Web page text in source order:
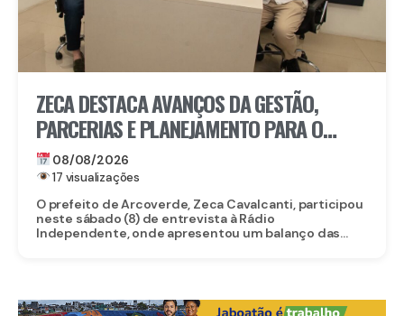
ZECA DESTACA AVANÇOS DA GESTÃO,
PARCERIAS E PLANEJAMENTO PARA O
FUTURO DE ARCOVERDE
08/08/2026
17 visualizações
O prefeito de Arcoverde, Zeca Cavalcanti, participou
neste sábado (8) de entrevista à Rádio
Independente, onde apresentou um balanço das...